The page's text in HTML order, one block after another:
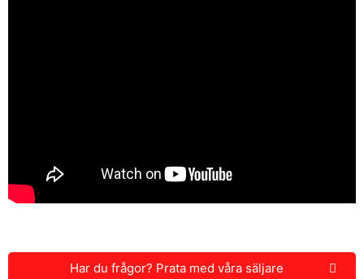
Har du frågor? Prata med våra säljare